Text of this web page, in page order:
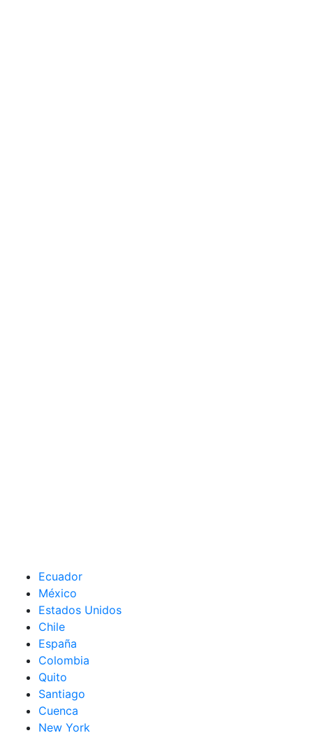
Ecuador
México
Estados Unidos
Chile
España
Colombia
Quito
Santiago
Cuenca
New York